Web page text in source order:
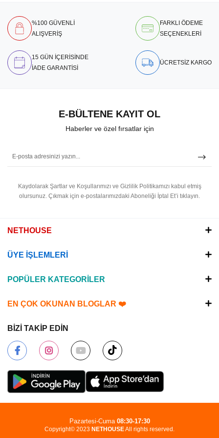
%100 GÜVENLİ
ALIŞVERİŞ
FARKLI ÖDEME
SEÇENEKLERİ
15 GÜN İÇERİSİNDE
İADE GARANTİSİ
ÜCRETSİZ KARGO
E-BÜLTENE KAYIT OL
Haberler ve özel fırsatlar için
Kaydolarak Şartlar ve Koşullarımızı ve Gizlilik Politikamızı kabul etmiş
olursunuz. Çıkmak için e-postalarımızdaki Aboneliği İptal Et’i tıklayın.
NETHOUSE
ÜYE İŞLEMLERİ
POPÜLER KATEGORİLER
EN ÇOK OKUNAN BLOGLAR ❤️
BİZİ TAKİP EDİN
Copyright© 2023 NETHOUSEAll rights reserved.
Pazartesi-Cuma 08:30-17:30